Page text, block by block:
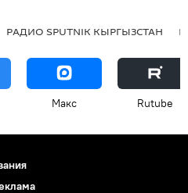
РАДИО SPUTNIK КЫРГЫЗСТАН
Макс Rutube